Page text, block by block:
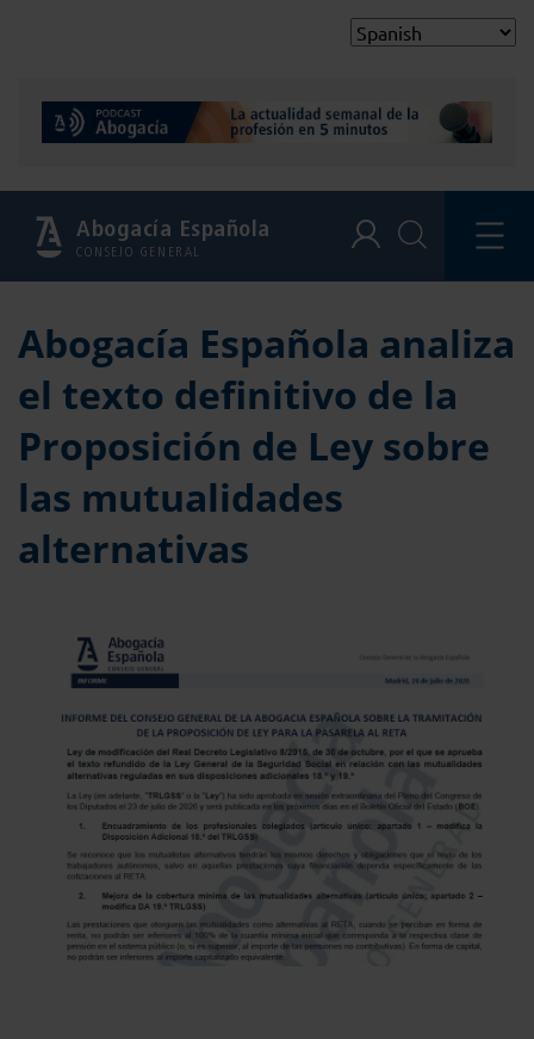
Abogacía Española
CONSEJO GENERAL
Abogacía Española analiza
el texto definitivo de la
Proposición de Ley sobre
las mutualidades
alternativas